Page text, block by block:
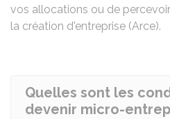
vos allocations ou de
la création d'entreprise (Arce).
Quelles sont les
devenir micro-